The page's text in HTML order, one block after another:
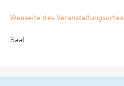
Webseite des Veranstaltungsortes
Saal